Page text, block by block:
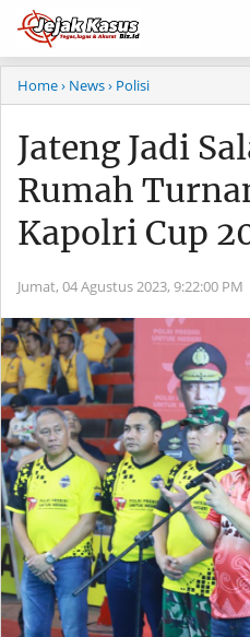
Home› News› Polisi
Jateng Jadi
Rumah
Kapolri Cup
Jumat, 04 Agustus 2023, 9:22:00 PM